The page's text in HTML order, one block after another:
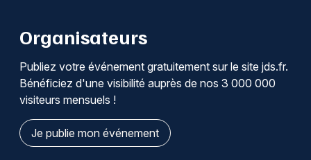
Organisateurs
Publiez votre événement gratuitement sur le site jds.fr.
Bénéficiez d'une visibilité auprès de nos 3 000 000
visiteurs mensuels !
Je publie mon événement